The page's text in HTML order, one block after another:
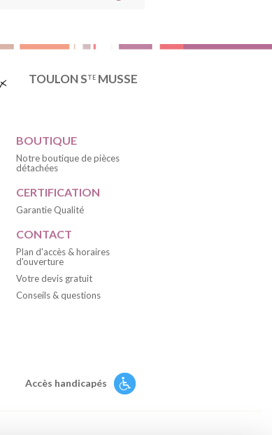
TOULON S TE MUSSE
BOUTIQUE
Notre boutique de pièces
détachées
CERTIFICATION
Garantie Qualité
CONTACT
Plan d'accès & horaires
d'ouverture
Votre devis gratuit
Conseils & questions
Accès handicapés